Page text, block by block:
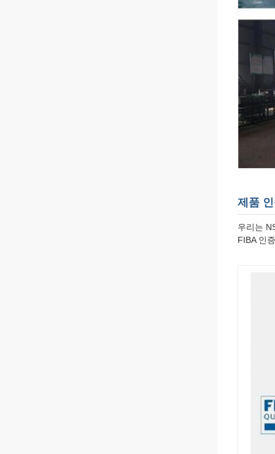
제품
우리는
FIBA 인